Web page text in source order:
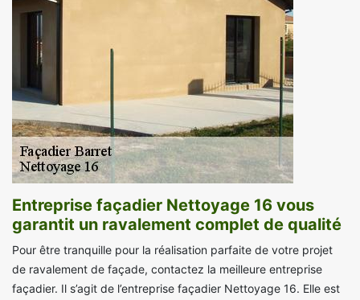
Entreprise façadier Nettoyage 16 vous
garantit un ravalement complet de qualité
Pour être tranquille pour la réalisation parfaite de votre projet
de ravalement de façade, contactez la meilleure entreprise
façadier. Il s’agit de l’entreprise façadier Nettoyage 16. Elle est